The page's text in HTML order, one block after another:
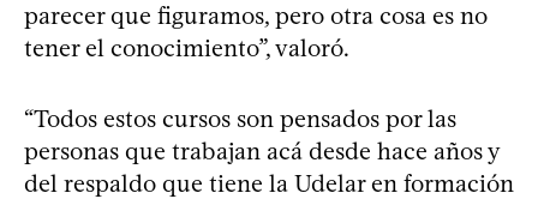
parecer que figuramos, pero otra cosa es no
tener el conocimiento”, valoró.
“Todos estos cursos son pensados por las
personas que trabajan acá desde hace años y
del respaldo que tiene la Udelar en formación